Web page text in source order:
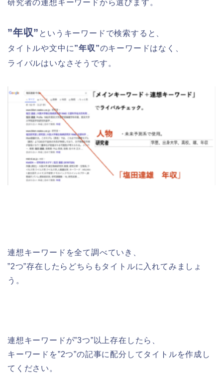
研究者の連想キーワードから選びます。
”年収” というキーワードで検索すると、
タイトルや文中に”年収”のキーワードはなく、
ライバルはいなさそうです。
連想キーワードを全て調べていき、
”2つ”存在したらどちらもタイトルに入れてみましょ
う。
連想キーワードが”3つ”以上存在したら、
キーワードを”2つ”の記事に配分してタイトルを作成し
てください。